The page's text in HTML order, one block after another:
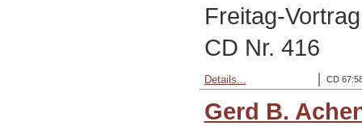
Freitag-
CD Nr. 416
CD
Details...
Gerd B.